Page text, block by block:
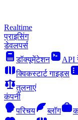
Realtime
प्राइसिंग
डेवलपर्स
डॉक्यूमेंटेशन
API
क्विकस्टार्ट गाइड्स
तुलनाएं
कंपनी
परिचय
ब्लॉग